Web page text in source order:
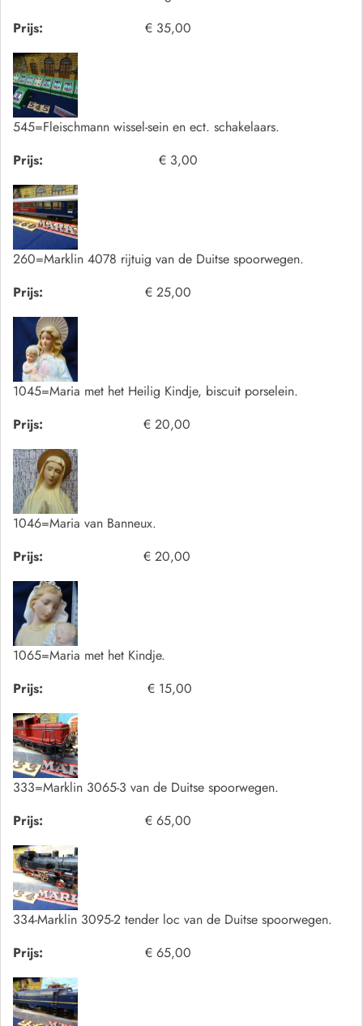
Prijs:
€ 35,00
545=Fleischmann wissel-sein en ect. schakelaars.
Prijs:
€ 3,00
260=Marklin 4078 rijtuig van de Duitse spoorwegen.
Prijs:
€ 25,00
1045=Maria met het Heilig Kindje, biscuit porselein.
Prijs:
€ 20,00
1046=Maria van Banneux.
Prijs:
€ 20,00
1065=Maria met het Kindje.
Prijs:
€ 15,00
333=Marklin 3065-3 van de Duitse spoorwegen.
Prijs:
€ 65,00
334-Marklin 3095-2 tender loc van de Duitse spoorwegen.
Prijs:
€ 65,00